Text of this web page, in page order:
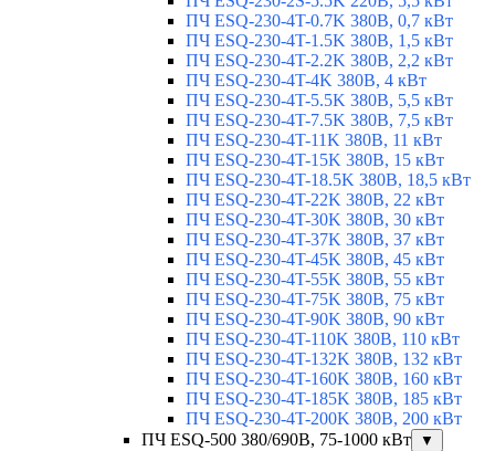
ПЧ ESQ-230-4T-0.7K 380В, 0,7 кВт
ПЧ ESQ-230-4T-1.5K 380В, 1,5 кВт
ПЧ ESQ-230-4T-2.2K 380В, 2,2 кВт
ПЧ ESQ-230-4T-4K 380В, 4 кВт
ПЧ ESQ-230-4T-5.5K 380В, 5,5 кВт
ПЧ ESQ-230-4T-7.5K 380В, 7,5 кВт
ПЧ ESQ-230-4T-11K 380В, 11 кВт
ПЧ ESQ-230-4T-15K 380В, 15 кВт
ПЧ ESQ-230-4T-18.5K 380В, 18,5 кВт
ПЧ ESQ-230-4T-22K 380В, 22 кВт
ПЧ ESQ-230-4T-30K 380В, 30 кВт
ПЧ ESQ-230-4T-37K 380В, 37 кВт
ПЧ ESQ-230-4T-45K 380В, 45 кВт
ПЧ ESQ-230-4T-55K 380В, 55 кВт
ПЧ ESQ-230-4T-75K 380В, 75 кВт
ПЧ ESQ-230-4T-90K 380В, 90 кВт
ПЧ ESQ-230-4T-110K 380В, 110 кВт
ПЧ ESQ-230-4T-132K 380В, 132 кВт
ПЧ ESQ-230-4T-160K 380В, 160 кВт
ПЧ ESQ-230-4T-185K 380В, 185 кВт
ПЧ ESQ-230-4T-200K 380В, 200 кВт
ПЧ ESQ-500 380/690В, 75-1000 кВт
▼